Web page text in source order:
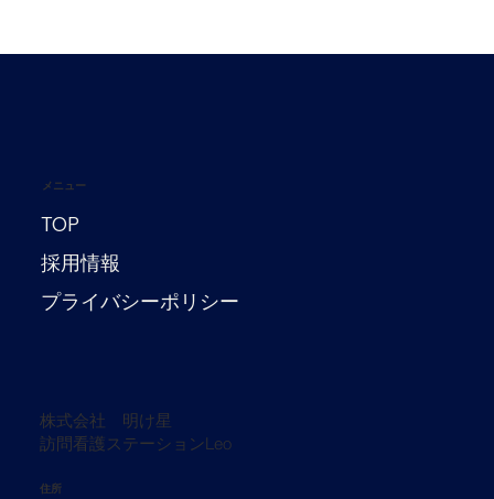
メニュー
TOP
採用情報
プライバシーポリシー
株式会社 明け星
​訪問看護ステーションLeo
住所